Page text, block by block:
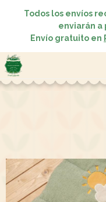
Todos los envíos
enviarán a
Envío gratuito en